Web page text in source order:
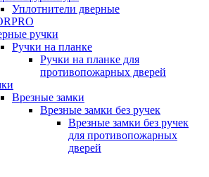
Уплотнители дверные
ручки
Ручки на планке
Ручки на планке для
противопожарных дверей
Врезные замки
Врезные замки без ручек
Врезные замки без ручек
для противопожарных
дверей